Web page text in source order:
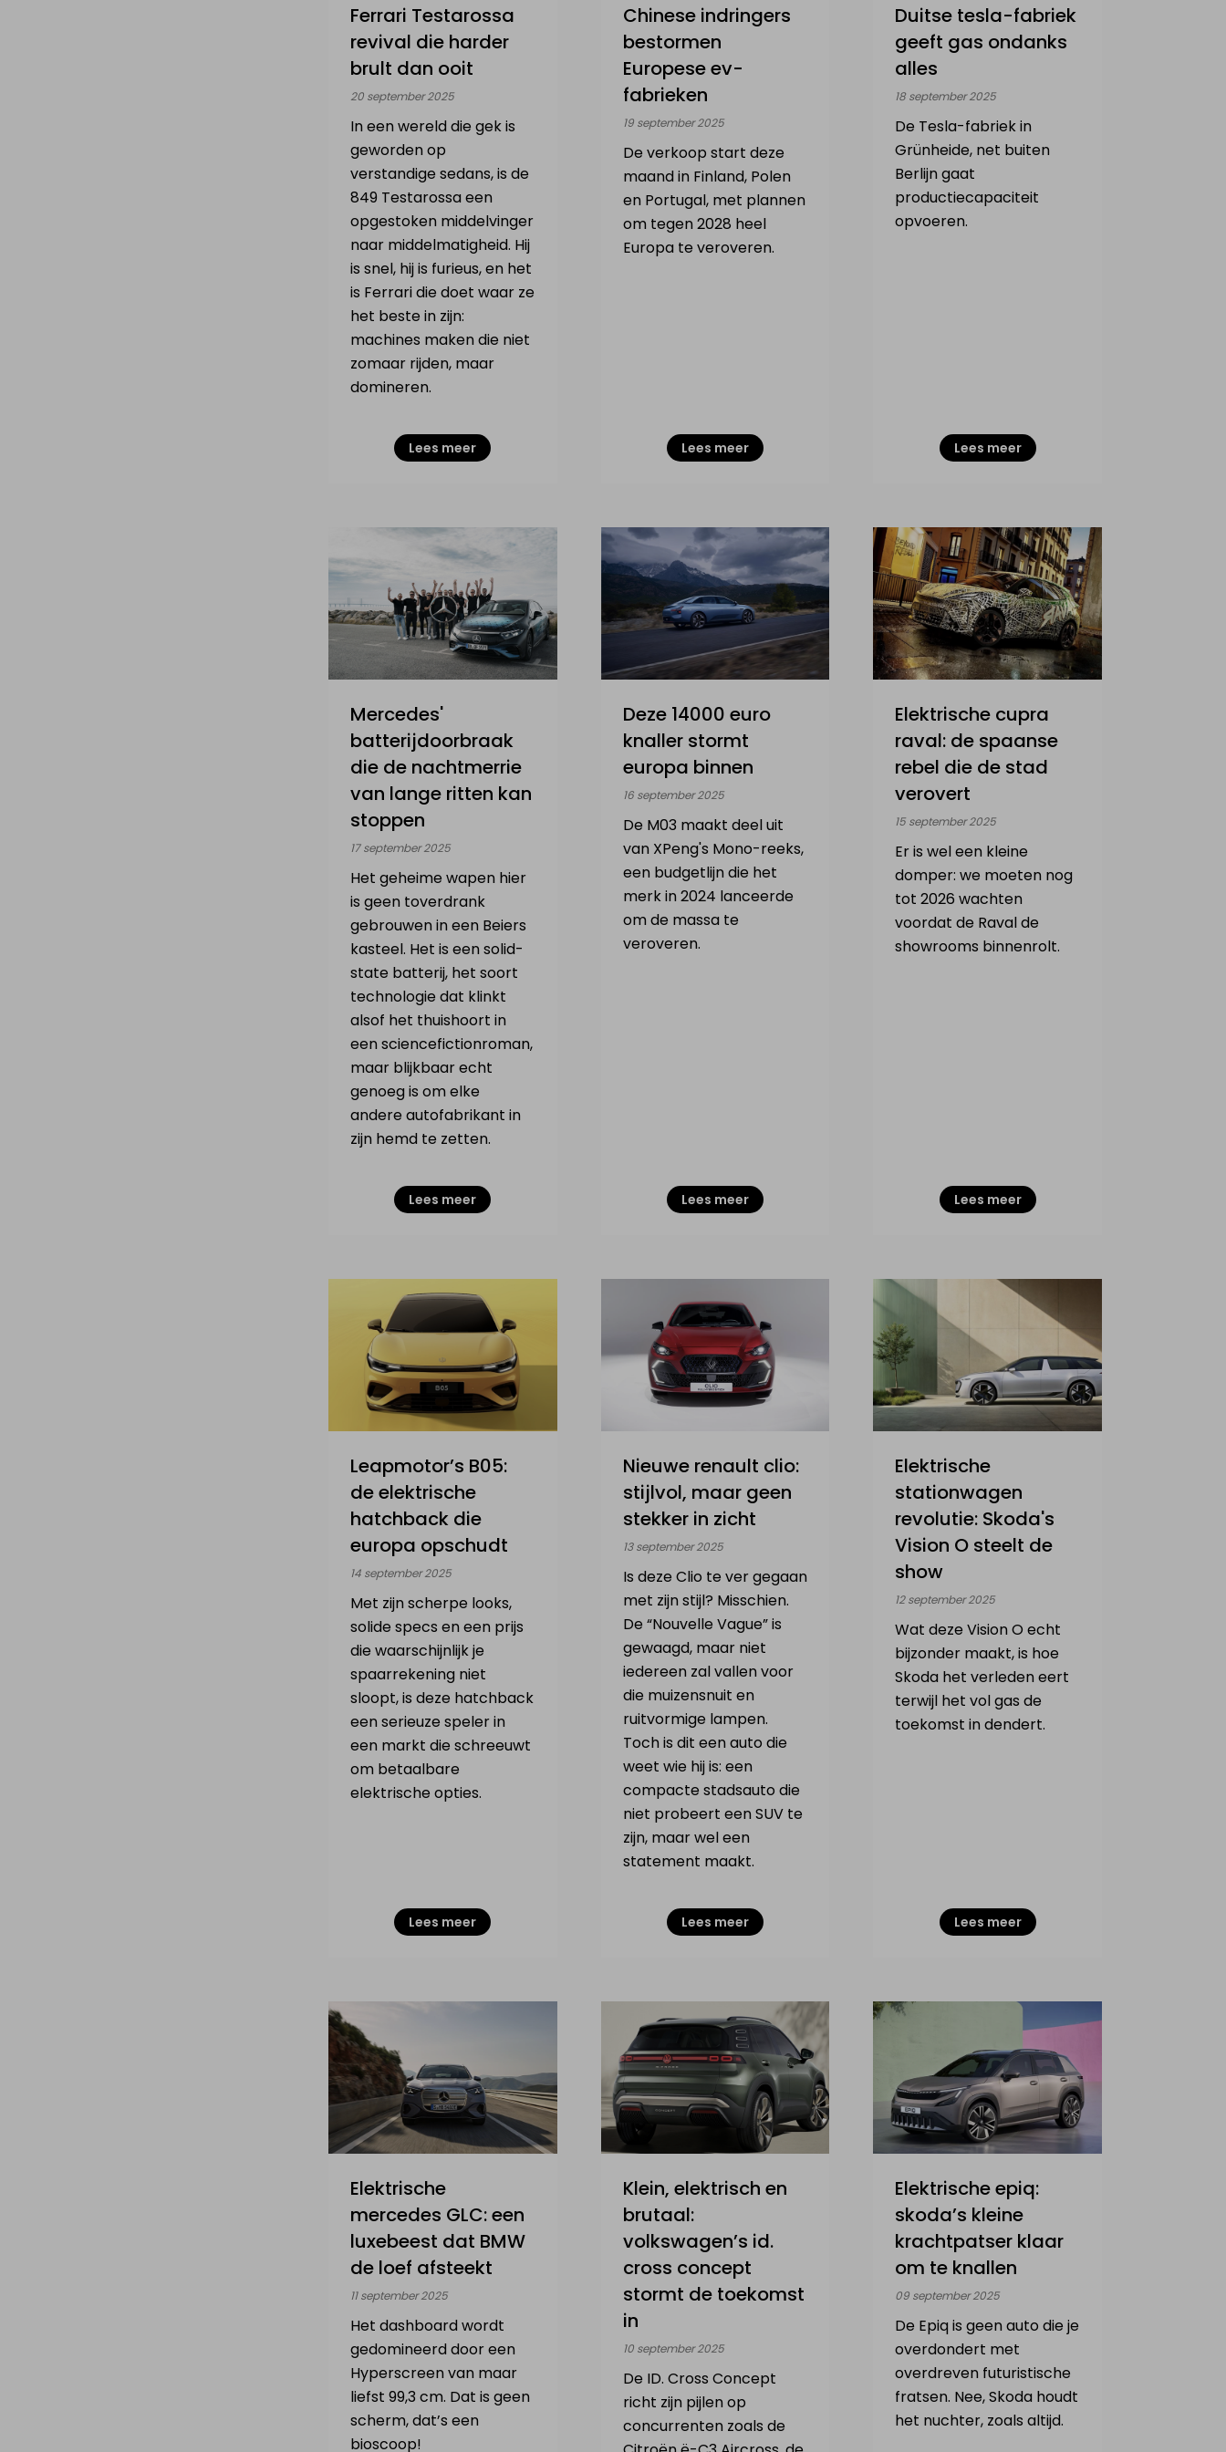
Mijn elektrische
Mijn Drone &
Verkoop elektrisch voertuig
Ferrari Testarossa
revival die harder
brult dan ooit
20 september 2025
In een wereld die gek is
geworden op
verstandige sedans, is de
849 Testarossa een
opgestoken middelvinger
naar middelmatigheid. Hij
is snel, hij is furieus, en het
is Ferrari die doet waar ze
het beste in zijn:
machines maken die niet
zomaar rijden, maar
domineren.
Lees meer
Chinese indringers
bestormen
Europese ev-
fabrieken
19 september 2025
De verkoop start deze
maand in Finland, Polen
en Portugal, met plannen
om tegen 2028 heel
Europa te veroveren.
Lees meer
Duitse tesla-fabriek
geeft gas ondanks
alles
18 september 2025
De Tesla-fabriek in
Grünheide, net buiten
Berlijn gaat
productiecapaciteit
opvoeren.
Lees meer
Mercedes'
batterijdoorbraak
die de nachtmerrie
van lange ritten kan
stoppen
17 september 2025
Het geheime wapen hier
is geen toverdrank
gebrouwen in een Beiers
kasteel. Het is een solid-
state batterij, het soort
technologie dat klinkt
alsof het thuishoort in
een sciencefictionroman,
maar blijkbaar echt
genoeg is om elke
andere autofabrikant in
zijn hemd te zetten.
Lees meer
Deze 14000 euro
knaller stormt
europa binnen
16 september 2025
De M03 maakt deel uit
van XPeng's Mono-reeks,
een budgetlijn die het
merk in 2024 lanceerde
om de massa te
veroveren.
Lees meer
Elektrische cupra
raval: de spaanse
rebel die de stad
verovert
15 september 2025
Er is wel een kleine
domper: we moeten nog
tot 2026 wachten
voordat de Raval de
showrooms binnenrolt.
Lees meer
Leapmotor’s B05:
de elektrische
hatchback die
europa opschudt
14 september 2025
Met zijn scherpe looks,
solide specs en een prijs
die waarschijnlijk je
spaarrekening niet
sloopt, is deze hatchback
een serieuze speler in
een markt die schreeuwt
om betaalbare
elektrische opties.
Lees meer
Nieuwe renault clio:
stijlvol, maar geen
stekker in zicht
13 september 2025
Is deze Clio te ver gegaan
met zijn stijl? Misschien.
De “Nouvelle Vague” is
gewaagd, maar niet
iedereen zal vallen voor
die muizensnuit en
ruitvormige lampen.
Toch is dit een auto die
weet wie hij is: een
compacte stadsauto die
niet probeert een SUV te
zijn, maar wel een
statement maakt.
Lees meer
Elektrische
stationwagen
revolutie: Skoda's
Vision O steelt de
show
12 september 2025
Wat deze Vision O echt
bijzonder maakt, is hoe
Skoda het verleden eert
terwijl het vol gas de
toekomst in dendert.
Lees meer
Elektrische
mercedes GLC: een
luxebeest dat BMW
de loef afsteekt
11 september 2025
Het dashboard wordt
gedomineerd door een
Hyperscreen van maar
liefst 99,3 cm. Dat is geen
scherm, dat’s een
bioscoop!
Klein, elektrisch en
brutaal:
volkswagen’s id.
cross concept
stormt de toekomst
in
10 september 2025
De ID. Cross Concept
richt zijn pijlen op
concurrenten zoals de
Elektrische epiq:
skoda’s kleine
krachtpatser klaar
om te knallen
09 september 2025
De Epiq is geen auto die je
overdondert met
overdreven futuristische
fratsen. Nee, Skoda houdt
het nuchter, zoals altijd.